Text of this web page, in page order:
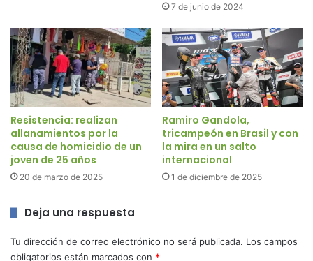
7 de junio de 2024
Resistencia: realizan
allanamientos por la
causa de homicidio de un
joven de 25 años
20 de marzo de 2025
Ramiro Gandola,
tricampeón en Brasil y con
la mira en un salto
internacional
1 de diciembre de 2025
Deja una respuesta
Tu dirección de correo electrónico no será publicada. Los campos
obligatorios están marcados con *